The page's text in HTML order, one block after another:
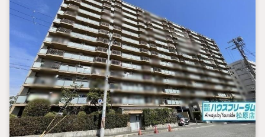
・クロス張替え
・クッションフロア張替え
ハウスフリーダムは【東証スタンダード上場企業】です！
松原店はキッズスペース・ベビールーム・大型駐車場完備！
お仕事帰りや、お子さま連れも大歓迎です！
物件最寄りの駅まで送迎させて頂きます
「見るだけ・聞くだけ」OK！
不動産購入やご売却、住宅ローンのご相談など なんでもお気
軽にご相談ください